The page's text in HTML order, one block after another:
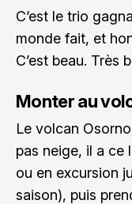
C’est le trio
monde fait, et
C’est beau. Très
Monter au
Le volcan
pas neige, il a ce
ou en excursion
saison), puis